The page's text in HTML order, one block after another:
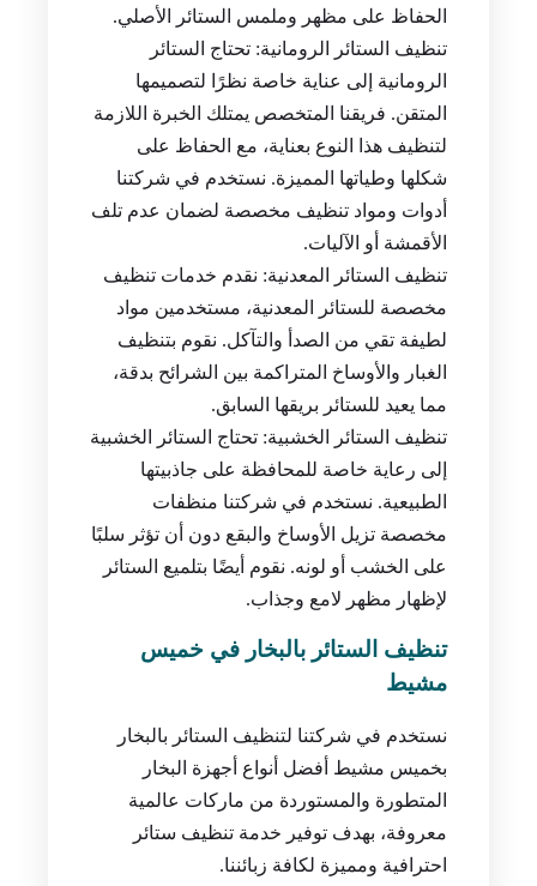
الحفاظ على مظهر وملمس الستائر الأصلي.
تنظيف الستائر الرومانية: تحتاج الستائر
الرومانية إلى عناية خاصة نظرًا لتصميمها
المتقن. فريقنا المتخصص يمتلك الخبرة اللازمة
لتنظيف هذا النوع بعناية، مع الحفاظ على
شكلها وطياتها المميزة. نستخدم في شركتنا
أدوات ومواد تنظيف مخصصة لضمان عدم تلف
الأقمشة أو الآليات.
تنظيف الستائر المعدنية: نقدم خدمات تنظيف
مخصصة للستائر المعدنية، مستخدمين مواد
لطيفة تقي من الصدأ والتآكل. نقوم بتنظيف
الغبار والأوساخ المتراكمة بين الشرائح بدقة،
مما يعيد للستائر بريقها السابق.
تنظيف الستائر الخشبية: تحتاج الستائر الخشبية
إلى رعاية خاصة للمحافظة على جاذبيتها
الطبيعية. نستخدم في شركتنا منظفات
مخصصة تزيل الأوساخ والبقع دون أن تؤثر سلبًا
على الخشب أو لونه. نقوم أيضًا بتلميع الستائر
لإظهار مظهر لامع وجذاب.
تنظيف الستائر بالبخار في خميس
مشيط
نستخدم في شركتنا لتنظيف الستائر بالبخار
بخميس مشيط أفضل أنواع أجهزة البخار
المتطورة والمستوردة من ماركات عالمية
معروفة، بهدف توفير خدمة تنظيف ستائر
احترافية ومميزة لكافة زبائننا.